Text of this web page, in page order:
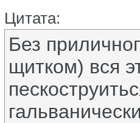
Цитата:
Без
щитком) вся